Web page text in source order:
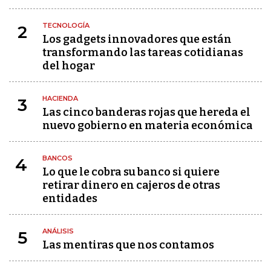
2 TECNOLOGÍA
Los gadgets innovadores que están
transformando las tareas cotidianas
del hogar
3 HACIENDA
Las cinco banderas rojas que hereda el
nuevo gobierno en materia económica
4 BANCOS
Lo que le cobra su banco si quiere
retirar dinero en cajeros de otras
entidades
5 ANÁLISIS
Las mentiras que nos contamos